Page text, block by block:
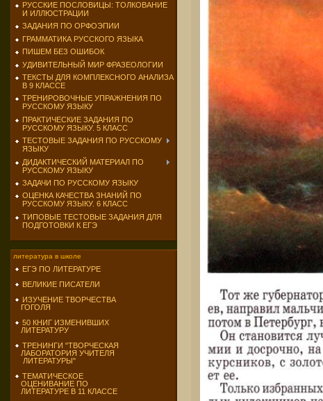
РУССКИЕ ПОСЛОВИЦЫ: ТОЛКОВАНИЕ
И ИЛЛЮСТРАЦИИ
ЗАДАНИЯ ПО ОРФОЭПИИ
ГРАММАТИКА РУССКОГО ЯЗЫКА
ПИШЕМ БЕЗ ОШИБОК
УДИВИТЕЛЬНЫЙ МИР ФРАЗЕОЛОГИИ
ТЕКСТЫ ДЛЯ КОМПЛЕКСНОГО АНАЛИЗА
В 9 КЛАССЕ
ТРЕНИРОВОЧНЫЕ УПРАЖНЕНИЯ ПО
РУССКОМУ ЯЗЫКУ
ПРАКТИЧЕСКИЕ ЗАДАНИЯ ПО
РУССКОМУ ЯЗЫКУ. 5 КЛАСС
ТЕСТОВЫЕ ЗАДАНИЯ ПО РУССКОМУ
ЯЗЫКУ
ДИДАКТИЧЕСКИЙ МАТЕРИАЛ ПО
РУССКОМУ ЯЗЫКУ
ЗАДАЧИ ПО РУССКОМУ ЯЗЫКУ
ОЦЕНКА КАЧЕСТВА ЗНАНИЙ ПО
РУССКОМУ ЯЗЫКУ. 6 КЛАСС
ТИПОВЫЕ ТЕСТОВЫЕ ЗАДАНИЯ ДЛЯ
ПОДГОТОВКИ К ЕГЭ
литература в школе
ЕГЭ ПО ЛИТЕРАТУРЕ
ВЕЛИКИЕ ПИСАТЕЛИ
ИЗУЧЕНИЕ ТВОРЧЕСТВА
ГОГОЛЯ
50 КНИГ ИЗМЕНИВШИХ
ЛИТЕРАТУРУ
ТРЕНИНГИ "ТВОРЧЕСКАЯ
ЛАБОРАТОРИЯ УЧИТЕЛЯ
ЛИТЕРАТУРЫ"
ТЕМАТИЧЕСКОЕ
ОЦЕНИВАНИЕ ПО
ЛИТЕРАТУРЕ В 11 КЛАССЕ